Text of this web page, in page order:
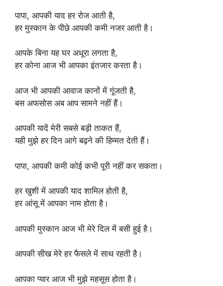
पापा, आपकी याद हर रोज आती है,
हर मुस्कान के पीछे आपकी कमी नजर आती है।
आपके बिना यह घर अधूरा लगता है,
हर कोना आज भी आपका इंतजार करता है।
आज भी आपकी आवाज कानों में गूंजती है,
बस अफसोस अब आप सामने नहीं हैं।
आपकी यादें मेरी सबसे बड़ी ताकत हैं,
यही मुझे हर दिन आगे बढ़ने की हिम्मत देती हैं।
पापा, आपकी कमी कोई कभी पूरी नहीं कर सकता।
हर खुशी में आपकी याद शामिल होती है,
हर आंसू में आपका नाम होता है।
आपकी मुस्कान आज भी मेरे दिल में बसी हुई है।
आपकी सीख मेरे हर फैसले में साथ रहती है।
आपका प्यार आज भी मुझे महसूस होता है।